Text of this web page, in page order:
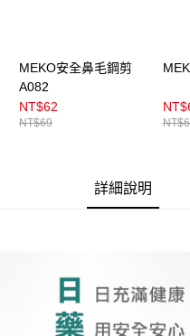
付款後門市自取
每筆NT$100，滿NT$399(含以
MEKO安全鼻毛鋼剪
A082
NT$62
NT$69
詳細說明